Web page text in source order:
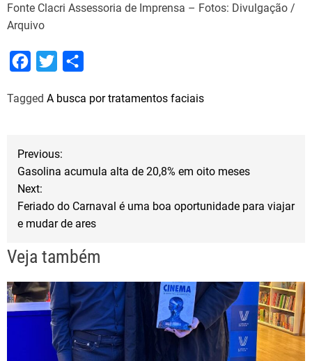
Fonte Clacri Assessoria de Imprensa – Fotos: Divulgação /
Arquivo
c
o
k
i
a
Tagged A busca por tratamentos faciais
N
e
g
a
Previous:
Gasolina acumula alta de 20,8% em oito meses
Next:
Feriado do Carnaval é uma boa oportunidade para viajar
e mudar de ares
Veja também